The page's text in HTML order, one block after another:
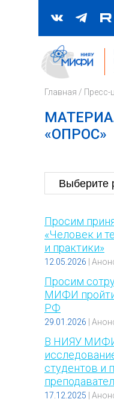
Форма
Поиск
Главная / Пресс-
«ОПРОС»
Просим
«Человек и
и практики»
12.05.2026
Просим
МИФИ
РФ
29.01.2026
В НИЯУ МИФИ
студентов и
17.12.2025